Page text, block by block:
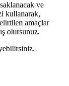
ve
kullanarak,
amaçlar
olursunuz.